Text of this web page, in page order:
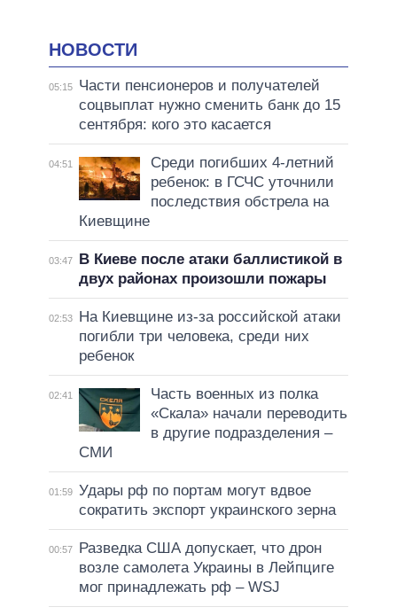
НОВОСТИ
05:15
Части пенсионеров и получателей
соцвыплат нужно сменить банк до 15
сентября: кого это касается
04:51
Среди погибших 4-летний
ребенок: в ГСЧС уточнили
последствия обстрела на
Киевщине
03:47
В Киеве после атаки баллистикой в
двух районах произошли пожары
02:53
На Киевщине из-за российской атаки
погибли три человека, среди них
ребенок
02:41
Часть военных из полка
«Скала» начали переводить
в другие подразделения –
СМИ
01:59 Удары рф по портам могут вдвое
сократить экспорт украинского зерна
00:57
Разведка США допускает, что дрон
возле самолета Украины в Лейпциге
мог принадлежать рф – WSJ